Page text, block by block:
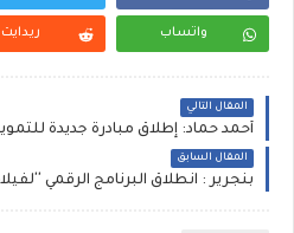
واتساب ريدايت
المقال التالي
المقال السابق